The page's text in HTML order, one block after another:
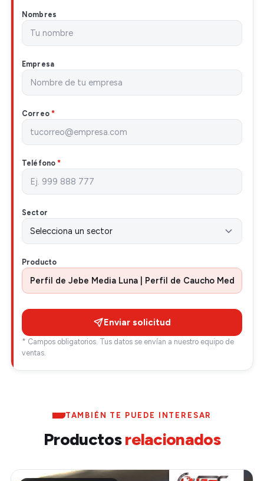
Nombres
Empresa
Correo *
Teléfono*
Sector
Producto
Enviar solicitud
* Campos obligatorios. Tus datos se envían a nuestro equipo de
ventas.
TAMBIÉN TE PUEDE INTERESAR
Productosrelacionados